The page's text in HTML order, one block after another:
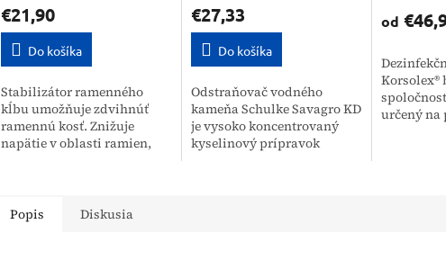
€21,90
Do košíka
Stabilizátor ramenného
kĺbu umožňuje zdvihnúť
ramennú kosť. Znižuje
napätie v oblasti ramien,
€27,33
Do košíka
Odstraňovač vodného
kameňa Schulke Savagro KD
je vysoko koncentrovaný
kyselinový prípravok
od
Korsolex®
určený na
Popis Diskusia